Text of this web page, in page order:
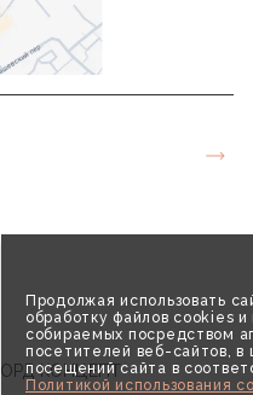
Продолжая использовать
обработку файлов cookies и
собираемых посредством
посетителей веб-сайтов, в
посещений сайта в
Политикой использования
КОНЦЕПТ